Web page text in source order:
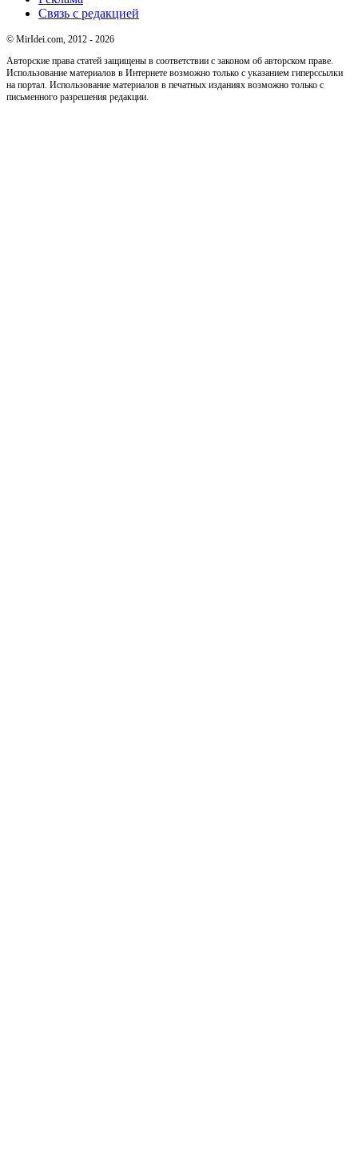
Связь с редакцией
© MirIdei.com, 2012 - 2026
Авторские права статей защищены в соответствии с законом об авторском праве.
Использование материалов в Интернете возможно только с указанием гиперссылки
на портал. Использование материалов в печатных изданиях возможно только с
письменного разрешения редакции.